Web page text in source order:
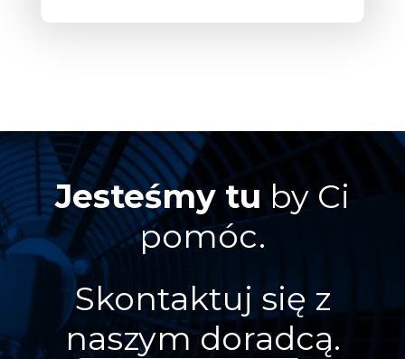
Jesteśmy tu by Ci
pomóc.
Skontaktuj się z
naszym doradcą.